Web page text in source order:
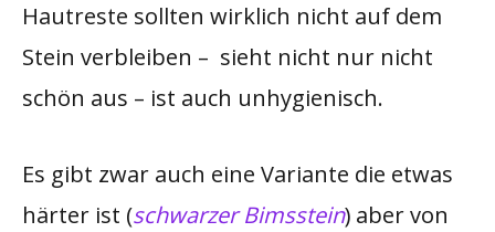
Hautreste sollten wirklich nicht auf dem
Stein verbleiben – sieht nicht nur nicht
schön aus – ist auch unhygienisch.
Es gibt zwar auch eine Variante die etwas
härter ist (schwarzer Bimsstein) aber von